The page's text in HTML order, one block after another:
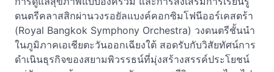
ดนตรีคลาสสิกผ่านวงรอยัลแบงค์คอกซิมโฟนีออร์เคสตร้า
(Royal Bangkok Symphony Orchestra) วงดนตรีชั้นนำ
ในภูมิภาคเอเชียตะวันออกเฉียงใต้ สอดรับกับวิสัยทัศน์การ
ดำเนินธุรกิจของสยามพิวรรธน์ที่มุ่งสร้างสรรค์ประโยชน์